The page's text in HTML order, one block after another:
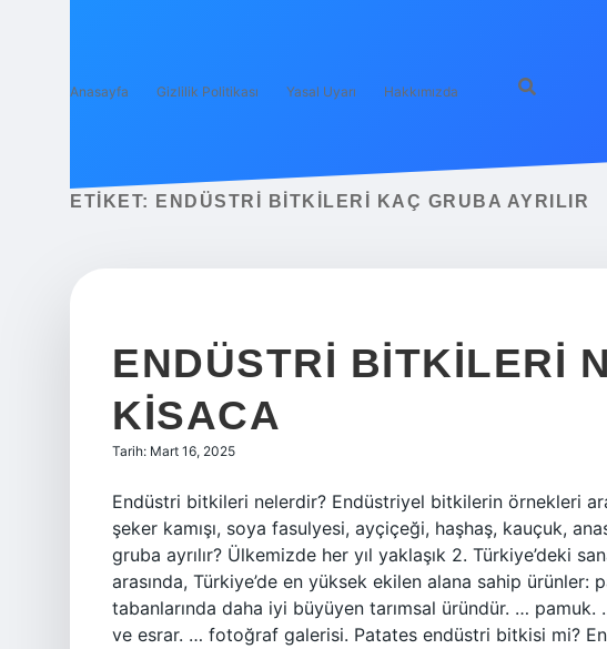
Anasayfa Gizlilik Politikası Yasal Uyarı Hakkımızda
ETIKET: ENDÜSTRI BITKILERI KAÇ GRUBA AYRILIR
ENDÜSTRI BITKILERI
KISACA
Tarih: Mart 16, 2025
Endüstri bitkileri nelerdir? Endüstriyel bitkilerin örnekleri
şeker kamışı, soya fasulyesi, ayçiçeği, haşhaş, kauçuk,
gruba ayrılır? Ülkemizde her yıl yaklaşık 2. Türkiye’deki
arasında, Türkiye’de en yüksek ekilen alana sahip ürünler:
tabanlarında daha iyi büyüyen tarımsal üründür. …
ve esrar. … fotoğraf galerisi. Patates endüstri bitkisi mi?